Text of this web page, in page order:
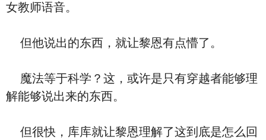
女教师语音。
但他说出的东西，就让黎恩有点懵了。
魔法等于科学？这，或许是只有穿越者能够理
解能够说出来的东西。
但很快，库库就让黎恩理解了这到底是怎么回